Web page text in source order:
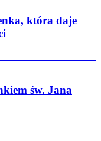
która daje
św. Jana